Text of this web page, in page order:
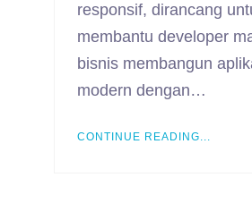
responsif, dirancang
membantu developer
bisnis membangun
modern dengan…
CONTINUE READING...